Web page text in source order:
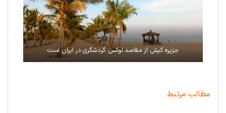
جزیره کیش از مقاصد لوکس گردشگری در ایران است
مطالب مرتبط